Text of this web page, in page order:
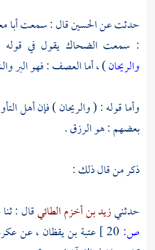
حدثت عنالحسينقال : سمعتأبا
: سمعت الضحاك يقول في
والريحان) ، أما العصف : فهو البر
وأما قوله : ( والريحان ) فإن أهل
بعضهم : هو الرزق .
ذكر من قال ذلك :
حدثنيزيد بن أخزم الطائيقال : ثنا
ص:
عتبة بن يقظان ، عن